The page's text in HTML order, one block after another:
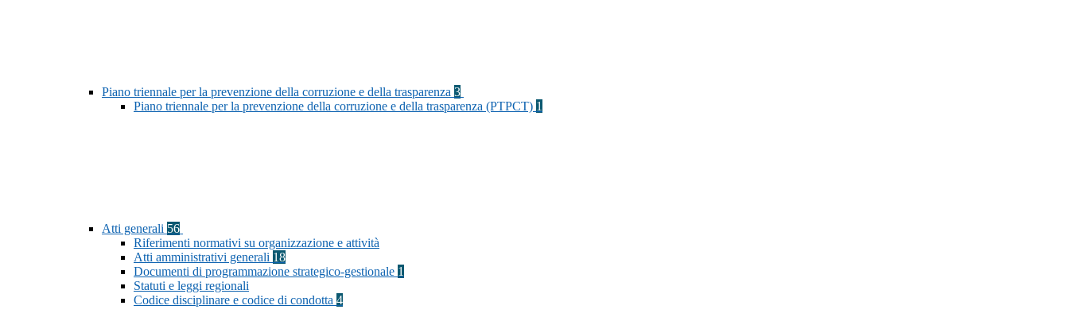
Piano triennale per la prevenzione della corruzione e della trasparenza 3
Piano triennale per la prevenzione della corruzione e della trasparenza (PTPCT) 1
Atti generali 56
Riferimenti normativi su organizzazione e attività
Atti amministrativi generali 18
Documenti di programmazione strategico-gestionale 1
Statuti e leggi regionali
Codice disciplinare e codice di condotta 4